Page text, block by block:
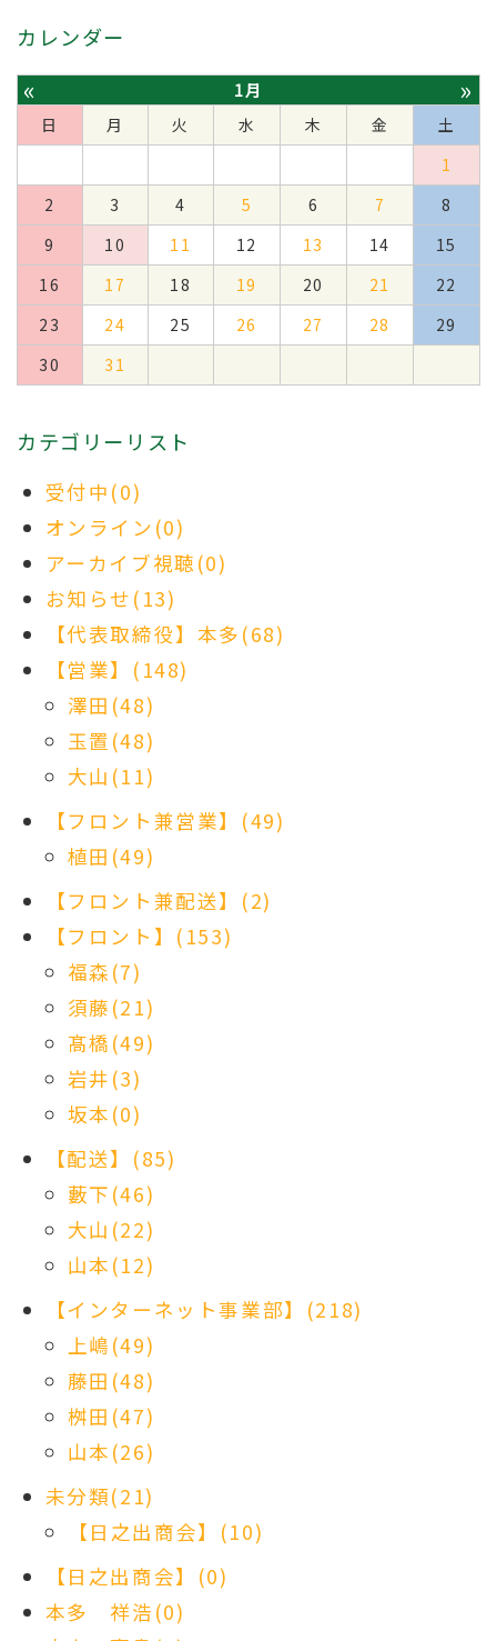
カレンダー
« 1月 »
日 月 火 水 木 金
土
1
2
3 4 5 6 7
8
9
10 11 12 13 14
15
16
17 18 19 20 21
22
23
24 25 26 27 28
29
30
31
カテゴリーリスト
受付中(0)
オンライン(0)
アーカイブ視聴(0)
お知らせ(13)
【代表取締役】本多(68)
【営業】(148)
澤田(48)
玉置(48)
大山(11)
【フロント兼営業】(49)
植田(49)
【フロント兼配送】(2)
【フロント】(153)
福森(7)
須藤(21)
髙橋(49)
岩井(3)
坂本(0)
【配送】(85)
藪下(46)
大山(22)
山本(12)
【インターネット事業部】(218)
上嶋(49)
藤田(48)
桝田(47)
山本(26)
未分類(21)
【日之出商会】(10)
【日之出商会】(0)
本多 祥浩(0)